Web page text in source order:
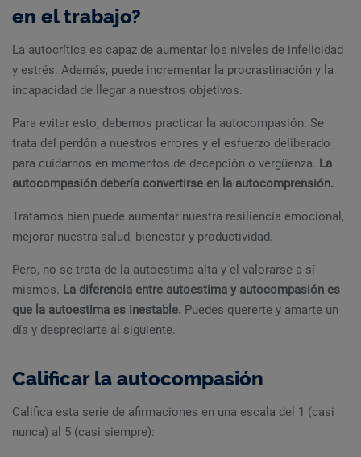
en el trabajo?
La autocrítica es capaz de aumentar los niveles de infelicidad
y estrés. Además, puede incrementar la procrastinación y la
incapacidad de llegar a nuestros objetivos.
Para evitar esto, debemos practicar la autocompasión. Se
trata del perdón a nuestros errores y el esfuerzo deliberado
para cuidarnos en momentos de decepción o vergüenza. La
autocompasión debería convertirse en la autocomprensión.
Tratarnos bien puede aumentar nuestra resiliencia emocional,
mejorar nuestra salud, bienestar y productividad.
Pero, no se trata de la autoestima alta y el valorarse a sí
mismos. La diferencia entre autoestima y autocompasión es
que la autoestima es inestable. Puedes quererte y amarte un
día y despreciarte al siguiente.
Calificar la autocompasión
Califica esta serie de afirmaciones en una escala del 1 (casi
nunca) al 5 (casi siempre):